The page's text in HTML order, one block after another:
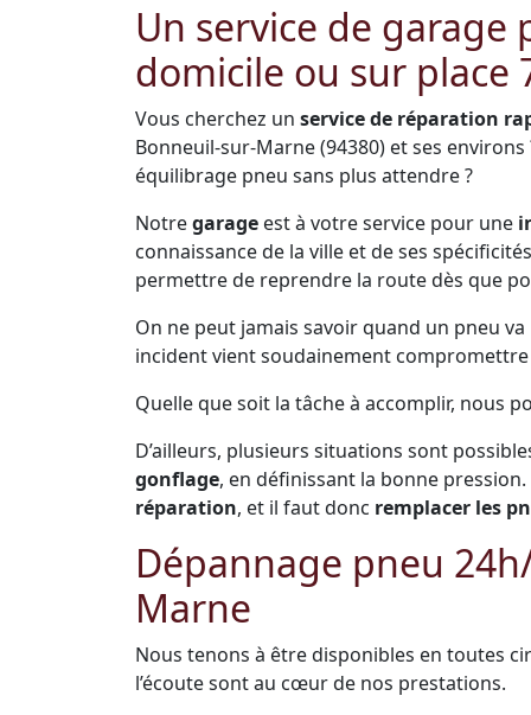
Un service de garage
domicile ou sur place
Vous cherchez un service de réparation
Bonneuil-sur-Marne (94380) et ses
équilibrage pneu sans plus attendre ?
Notregarage est à votre service pour une
connaissance de la ville et de ses
permettre de reprendre la route dès que
On ne peut jamais savoir quand un pneu
incident vient soudainement
Quelle que soit la tâche à accomplir, nous
D’ailleurs, plusieurs situations sont
gonflage, en définissant la bonne
réparation, et il faut donc remplacer les
Dépannage pneu
Marne
Nous tenons à être disponibles en toutes
l’écoute sont au cœur de nos prestations.